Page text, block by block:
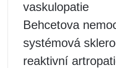
vaskulopatie
Behcetova
systémová
reaktivní